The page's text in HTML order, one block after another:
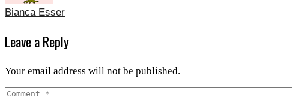
Bianca Esser
Leave a Reply
Your email address will not be published.